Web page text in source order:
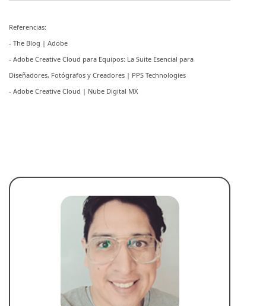
Referencias:
- The Blog | Adobe
- Adobe Creative Cloud para Equipos: La Suite Esencial para
Diseñadores, Fotógrafos y Creadores | PPS Technologies
- Adobe Creative Cloud | Nube Digital MX